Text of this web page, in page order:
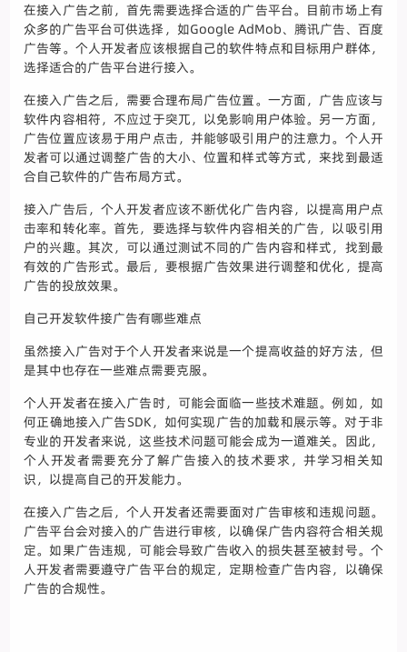
在接入广告之前，首先需要选择合适的广告平台。目前市场上有
众多的广告平台可供选择，如Google AdMob、腾讯广告、百度
广告等。个人开发者应该根据自己的软件特点和目标用户群体，
选择适合的广告平台进行接入。
在接入广告之后，需要合理布局广告位置。一方面，广告应该与
软件内容相符，不应过于突兀，以免影响用户体验。另一方面，
广告位置应该易于用户点击，并能够吸引用户的注意力。个人开
发者可以通过调整广告的大小、位置和样式等方式，来找到最适
合自己软件的广告布局方式。
接入广告后，个人开发者应该不断优化广告内容，以提高用户点
击率和转化率。首先，要选择与软件内容相关的广告，以吸引用
户的兴趣。其次，可以通过测试不同的广告内容和样式，找到最
有效的广告形式。最后，要根据广告效果进行调整和优化，提高
广告的投放效果。
自己开发软件接广告有哪些难点
虽然接入广告对于个人开发者来说是一个提高收益的好方法，但
是其中也存在一些难点需要克服。
个人开发者在接入广告时，可能会面临一些技术难题。例如，如
何正确地接入广告SDK，如何实现广告的加载和展示等。对于非
专业的开发者来说，这些技术问题可能会成为一道难关。因此，
个人开发者需要充分了解广告接入的技术要求，并学习相关知
识，以提高自己的开发能力。
在接入广告之后，个人开发者还需要面对广告审核和违规问题。
广告平台会对接入的广告进行审核，以确保广告内容符合相关规
定。如果广告违规，可能会导致广告收入的损失甚至被封号。个
人开发者需要遵守广告平台的规定，定期检查广告内容，以确保
广告的合规性。